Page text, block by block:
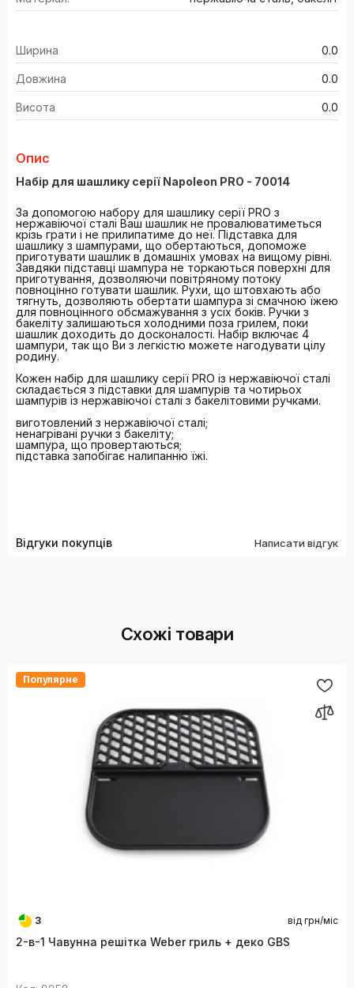
Ширина 0.0
Довжина 0.0
Висота 0.0
Опис
Набір для шашлику серії Napoleon PRO - 70014
За допомогою набору для шашлику серії PRO з
нержавіючої сталі Ваш шашлик не провалюватиметься
крізь грати і не прилипатиме до неї. Підставка для
шашлику з шампурами, що обертаються, допоможе
приготувати шашлик в домашніх умовах на вищому рівні.
Завдяки підставці шампура не торкаються поверхні для
приготування, дозволяючи повітряному потоку
повноцінно готувати шашлик. Рухи, що штовхають або
тягнуть, дозволяють обертати шампура зі смачною їжею
для повноцінного обсмажування з усіх боків. Ручки з
бакеліту залишаються холодними поза грилем, поки
шашлик доходить до досконалості. Набір включає 4
шампури, так що Ви з легкістю можете нагодувати цілу
родину.
Кожен набір для шашлику серії PRO із нержавіючої сталі
складається з підставки для шампурів та чотирьох
шампурів із нержавіючої сталі з бакелітовими ручками.
виготовлений з нержавіючої сталі;
ненагрівані ручки з бакеліту;
шампура, що провертаються;
підставка запобігає налипанню їжі.
Відгуки покупців Написати відгук
Схожі товари
Популярне
3 від грн/міс
2-в-1 Чавунна решітка Weber гриль + деко GBS